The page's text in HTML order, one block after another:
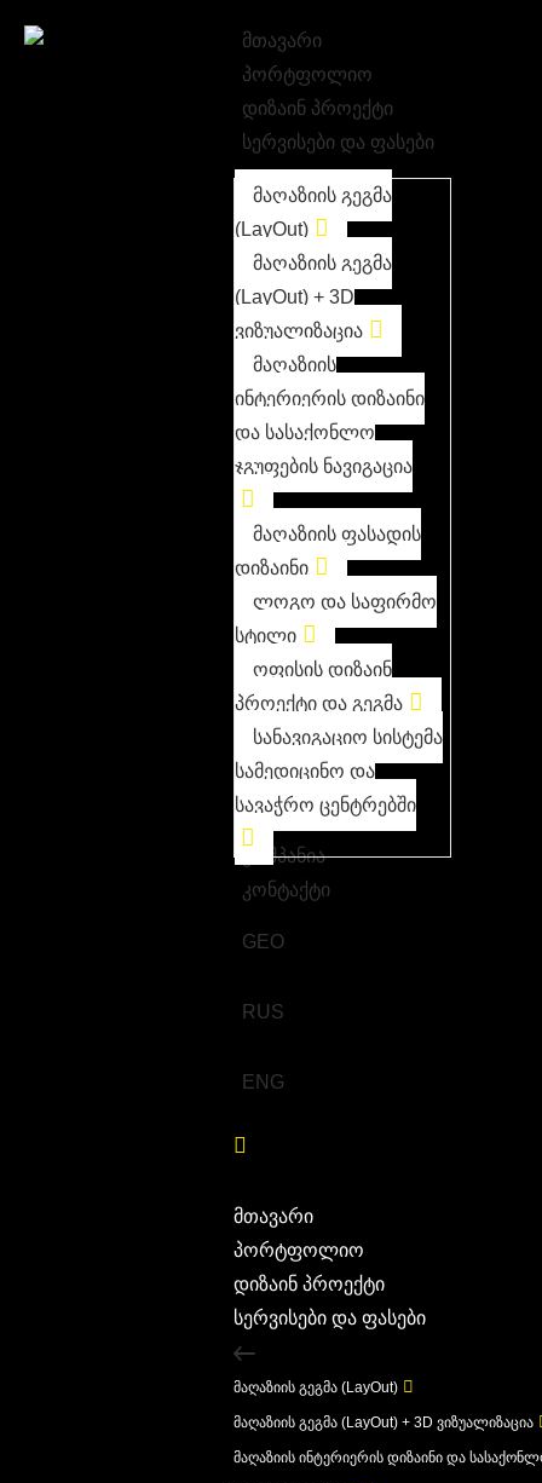
მთავარი
პორტფოლიო
დიზაინ პროექტი
სერვისები და ფასები
მაღაზიის გეგმა
(LayOut)
მაღაზიის გეგმა
(LayOut) + 3D
ვიზუალიზაცია
მაღაზიის
ინტერიერის დიზაინი
და სასაქონლო
ჯგუფების ნავიგაცია
მაღაზიის ფასადის
დიზაინი
ლოგო და საფირმო
სტილი
ოფისის დიზაინ
პროექტი და გეგმა
სანავიგაციო სისტემა
სამედიცინო და
სავაჭრო ცენტრებში
კომპანია
კონტაქტი
GEO
RUS
ENG
მთავარი
პორტფოლიო
დიზაინ პროექტი
სერვისები და ფასები
მაღაზიის გეგმა (LayOut)
მაღაზიის გეგმა (LayOut) + 3D ვიზუალიზაცია
მაღაზიის ინტერიერის დიზაინი და